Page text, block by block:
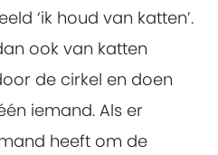
‘ik houd van katten’.
ook van katten
de cirkel en doen
iemand. Als er
heeft om de